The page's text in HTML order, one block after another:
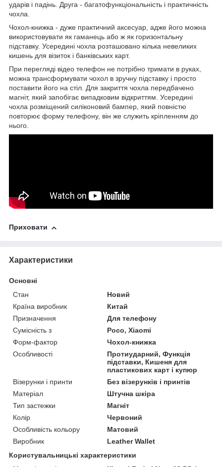
ударів і падінь. Друга - багатофункціональність і практичність
чохла.
Чохол-книжка - дуже практичний аксесуар, адже його можна
використовувати як гаманець або ж як горизонтальну
підставку. Усередині чохла розташовано кілька невеликих
кишень для візиток і банківських карт.
При перегляді відео телефон не потрібно тримати в руках,
можна трансформувати чохол в зручну підставку і просто
поставити його на стіл. Для закриття чохла передбачено
магніт, який запобігає випадковим відкриттям. Усередині
чохла розміщений силіконовий бампер, який повністю
повторює форму телефону, він же служить кріпленням до
нього.
Приховати
Характеристики
Основні
Стан
Новий
Країна виробник
Китай
Призначення
Для телефону
Сумісність з
Poco, Xiaomi
Форм-фактор
Чохол-книжка
Особливості
Протиударний, Функція
підставки, Кишеня для
пластикових карт і купюр
Візерунки і принти
Без візерунків і принтів
Матеріал
Штучна шкіра
Тип застежки
Магніт
Колір
Червоний
Особливість кольору
Матовий
Виробник
Leather Wallet
Користувальницькі характеристики